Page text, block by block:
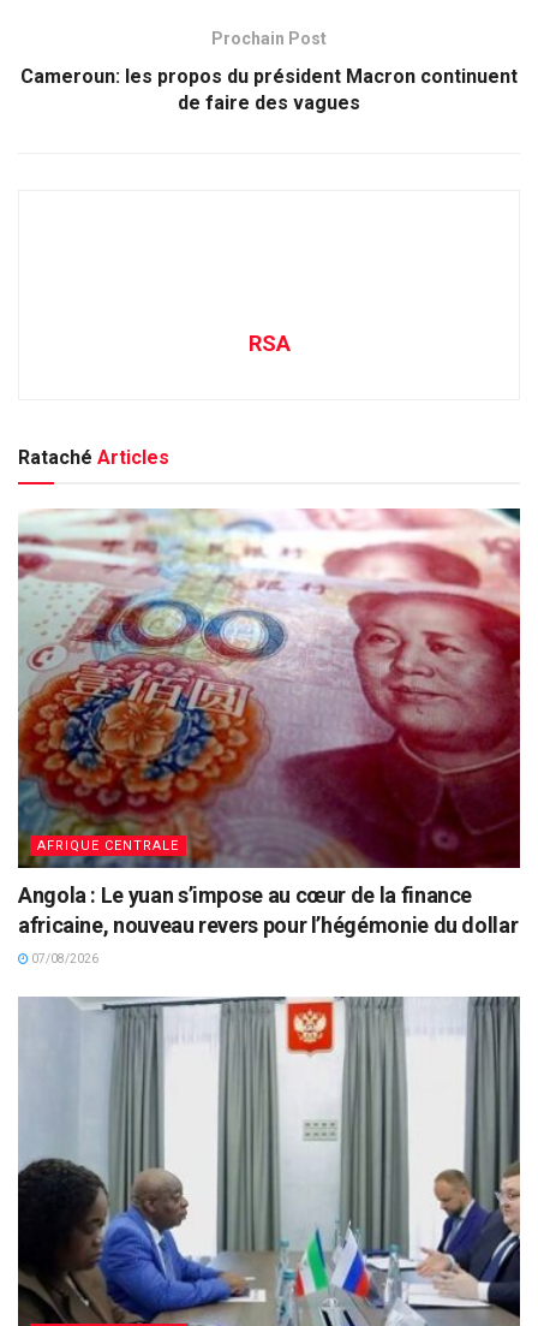
Prochain Post
Cameroun: les propos du président Macron continuent
de faire des vagues
RSA
Rataché Articles
AFRIQUE CENTRALE
Angola : Le yuan s’impose au cœur de la finance
africaine, nouveau revers pour l’hégémonie du dollar
07/08/2026